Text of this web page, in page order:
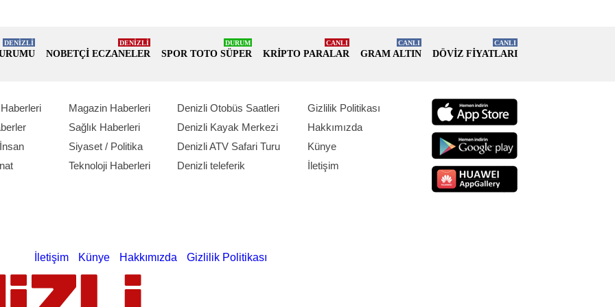
DENİZLİ
NOBETÇİ ECZANELER
DENİZLİ
SPOR TOTO SÜPER
DURUM
KRİPTO PARALAR
CANLI
GRAM ALTIN
CANLI
DÖVİZ FİYATLARI
CANLI
Magazin Haberleri
Sağlık Haberleri
Siyaset / Politika
Teknoloji Haberleri
Denizli Otobüs Saatleri
Denizli Kayak Merkezi
Denizli ATV Safari Turu
Denizli teleferik
Gizlilik Politikası
Hakkımızda
Künye
İletişim
İletişim Künye Hakkımızda Gizlilik Politikası